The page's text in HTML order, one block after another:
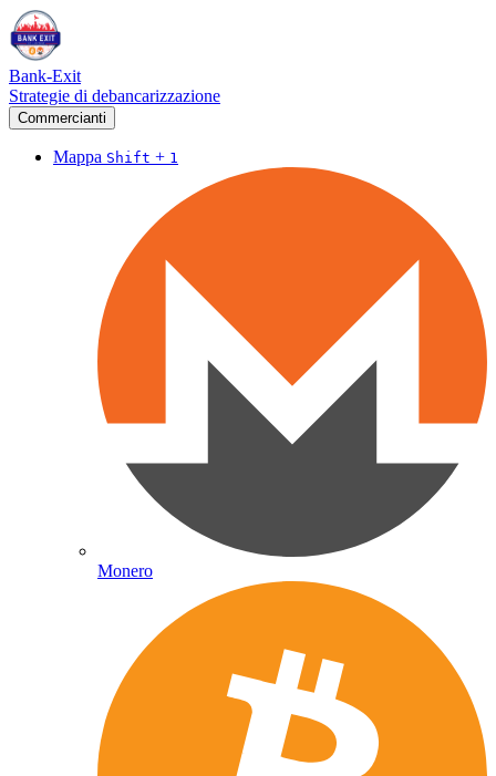
Bank-Exit
Strategie di debancarizzazione
Commercianti
Mappa Shift + 1
Monero